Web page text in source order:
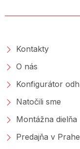
Kontakty
O nás
Konfigurátor
Natočili sme
Montážna dielňa
Predajňa v Prahe